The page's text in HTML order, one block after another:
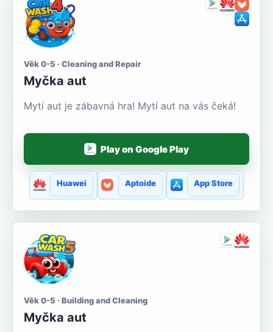
Věk 0-5 · Cleaning and Repair
Myčka aut
Mytí aut je zábavná hra! Mytí aut na vás čeká!
Play on Google Play
Huawei Aptoide App Store
Věk 0-5 · Building and Cleaning
Myčka aut